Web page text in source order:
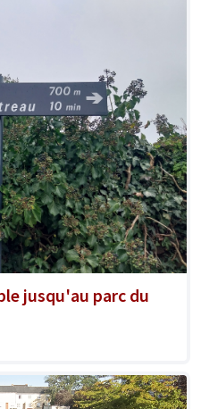
jusqu'au parc du